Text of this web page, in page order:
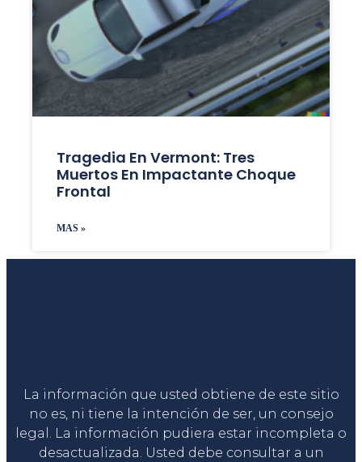
Tragedia En Vermont: Tres
Muertos En Impactante Choque
Frontal
MAS »
La información que usted obtiene de este sitio
no es, ni tiene la intención de ser, un consejo
legal. La información pudiera estar incompleta o
desactualizada. Usted debe consultar a un